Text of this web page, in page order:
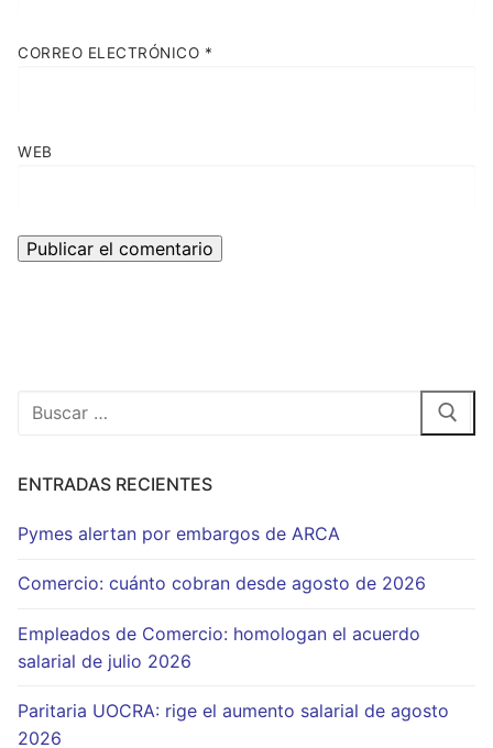
CORREO ELECTRÓNICO *
WEB
Buscar:
ENTRADAS RECIENTES
Pymes alertan por embargos de ARCA
Comercio: cuánto cobran desde agosto de 2026
Empleados de Comercio: homologan el acuerdo
salarial de julio 2026
Paritaria UOCRA: rige el aumento salarial de agosto
2026